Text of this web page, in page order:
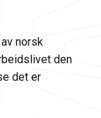
norsk
den
det er